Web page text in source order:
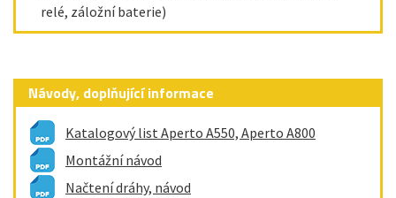
relé, záložní baterie)
Návody, doplňující informace
Katalogový list Aperto A550, Aperto A800
Montážní návod
Načtení dráhy, návod